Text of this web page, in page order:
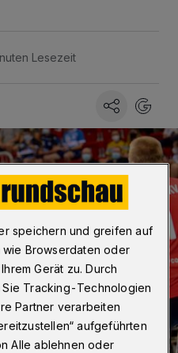
Lesezeit
speichern und greifen auf
Browserdaten oder
Gerät zu. Durch
Tracking-Technologien
Partner verarbeiten
aufgeführten
Alle ablehnen oder